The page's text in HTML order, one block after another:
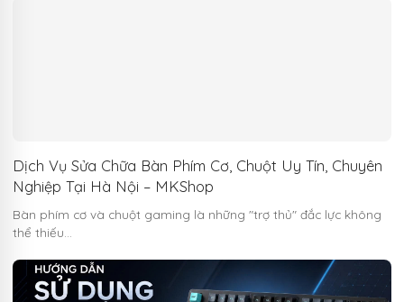
Dịch Vụ Sửa Chữa Bàn Phím Cơ, Chuột Uy Tín, Chuyên
Nghiệp Tại Hà Nội – MKShop
Bàn phím cơ và chuột gaming là những "trợ thủ" đắc lực không
thể thiếu…